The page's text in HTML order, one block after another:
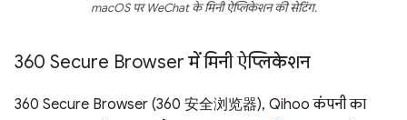
macOS पर WeChat के मिनी ऐप्लिकेशन की सेटिंग.
360 Secure Browser में मिनी ऐप्लिकेशन
360 Secure Browser (360 安全浏览器), Qihoo कंपनी का